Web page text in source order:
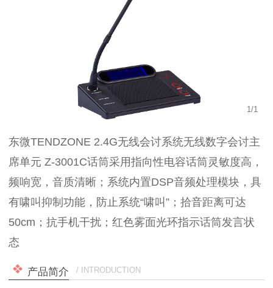
1/1
东微TENDZONE 2.4G无线会讨系统无线数字会讨主
席单元 Z-3001C话筒采用指向性电容话筒灵敏度高，
频响宽，音质清晰；系统内置DSP音频处理模块，具
有啸叫抑制功能，防止系统“啸叫”；拾音距离可达
50cm；抗手机干扰；红色雾面光环指示话筒发言状
态
产品简介 / INTRODUCTION